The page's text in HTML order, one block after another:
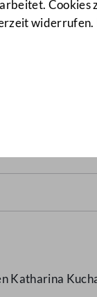
Cookies
Katharina